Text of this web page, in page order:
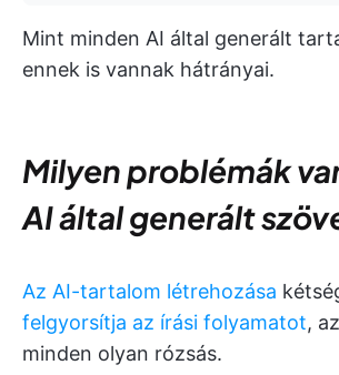
Mint minden AI által generált
ennek is vannak hátrányai.
Milyen problémák
AI által generált
Az AI-tartalom létrehozása
felgyorsítja az írási folyamatot,
minden olyan rózsás.